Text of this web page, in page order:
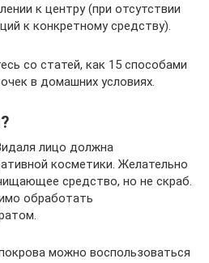
к центру (при отсутствии
к конкретному средству).
со статей, как 15 способами
в домашних условиях.
лицо должна
косметики. Желательно
средство, но не скраб.
обработать
можно воспользоваться